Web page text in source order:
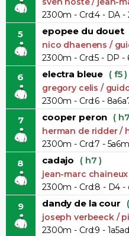
2300m - Crd:4 - DA -
5 epopee du douet
nico dhaenens /
2300m - Crd:5 - DP -
6 electra bleue ( f5 )
gregory celis /
2300m - Crd:6 -
7 cooper peron (
herman de ridder /
2300m - Crd:7 -
8 cadajo ( h7 )
jean-marc
2300m - Crd:8 - D4 -
9 dandy de la cour
joseph verbeeck /
2300m - Crd:9 -